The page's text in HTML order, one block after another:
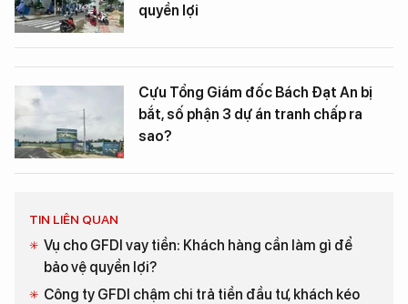
quyền lợi
Cựu Tổng Giám đốc Bách Đạt An bị
bắt, số phận 3 dự án tranh chấp ra
sao?
TIN LIÊN QUAN
Vụ cho GFDI vay tiền: Khách hàng cần làm gì để
bảo vệ quyền lợi?
Công ty GFDI chậm chi trả tiền đầu tư, khách kéo